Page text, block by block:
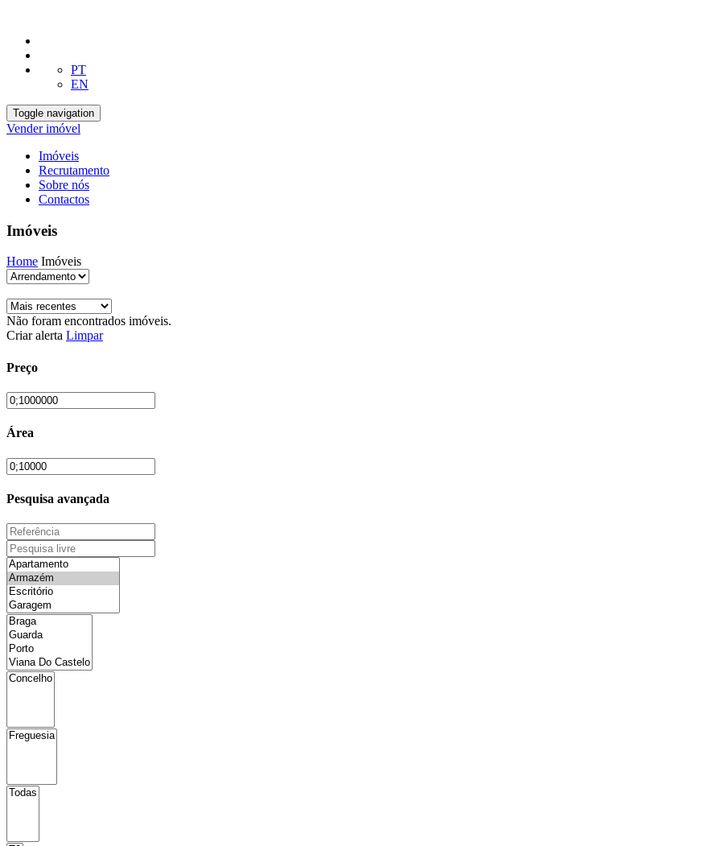
PT
EN
Toggle navigation
Vender imóvel
Imóveis
Recrutamento
Sobre nós
Contactos
Imóveis
Home Imóveis
Não foram encontrados imóveis.
Criar alerta Limpar
Preço
Área
Pesquisa avançada